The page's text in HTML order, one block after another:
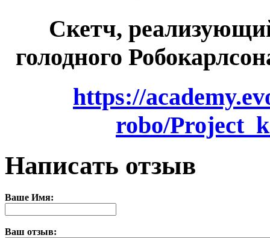
Скетч,
голодного
https://
robo/
Написать отзыв
Ваше Имя:
Ваш отзыв: